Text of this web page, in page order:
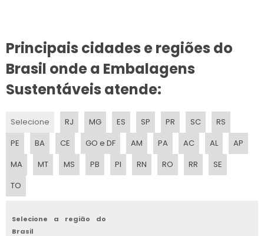
Principais cidades e regiões do
Brasil onde a Embalagens
Sustentáveis atende:
Selecione RJ MG ES SP PR SC
RS
PE
BA CE GO e DF AM PA AC AL
AP
MA
MT MS PB PI RN RO RR
SE
TO
Selecione a região do
Brasil